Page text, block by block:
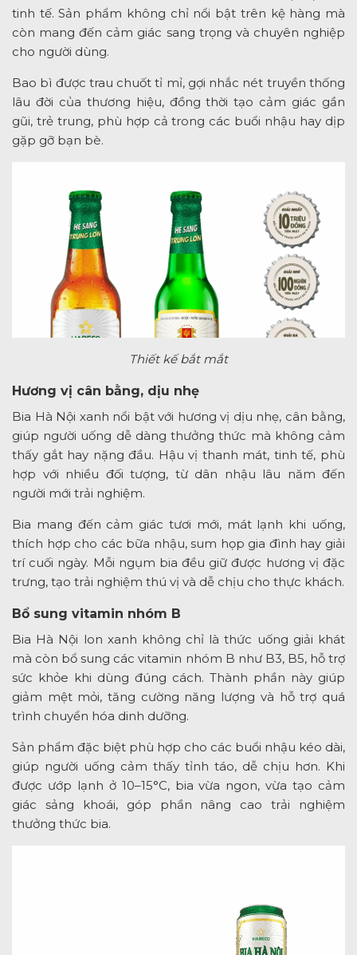
tinh tế. Sản phẩm không chỉ nổi bật trên kệ hàng mà
còn mang đến cảm giác sang trọng và chuyên nghiệp
cho người dùng.
Bao bì được trau chuốt tỉ mỉ, gợi nhắc nét truyền thống
lâu đời của thương hiệu, đồng thời tạo cảm giác gần
gũi, trẻ trung, phù hợp cả trong các buổi nhậu hay dịp
gặp gỡ bạn bè.
Thiết kế bắt mắt
Hương vị cân bằng, dịu nhẹ
Bia Hà Nội xanh nổi bật với hương vị dịu nhẹ, cân bằng,
giúp người uống dễ dàng thưởng thức mà không cảm
thấy gắt hay nặng đầu. Hậu vị thanh mát, tinh tế, phù
hợp với nhiều đối tượng, từ dân nhậu lâu năm đến
người mới trải nghiệm.
Bia mang đến cảm giác tươi mới, mát lạnh khi uống,
thích hợp cho các bữa nhậu, sum họp gia đình hay giải
trí cuối ngày. Mỗi ngụm bia đều giữ được hương vị đặc
trưng, tạo trải nghiệm thú vị và dễ chịu cho thực khách.
Bổ sung vitamin nhóm B
Bia Hà Nội lon xanh không chỉ là thức uống giải khát
mà còn bổ sung các vitamin nhóm B như B3, B5, hỗ trợ
sức khỏe khi dùng đúng cách. Thành phần này giúp
giảm mệt mỏi, tăng cường năng lượng và hỗ trợ quá
trình chuyển hóa dinh dưỡng.
Sản phẩm đặc biệt phù hợp cho các buổi nhậu kéo dài,
giúp người uống cảm thấy tỉnh táo, dễ chịu hơn. Khi
được ướp lạnh ở 10–15°C, bia vừa ngon, vừa tạo cảm
giác sảng khoái, góp phần nâng cao trải nghiệm
thưởng thức bia.